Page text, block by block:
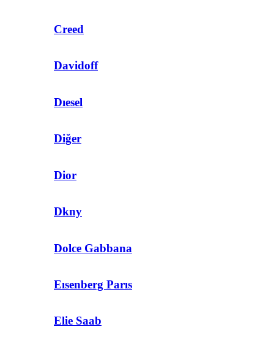
Creed
Davidoff
Dıesel
Diğer
Dior
Dkny
Dolce Gabbana
Eısenberg Parıs
Elie Saab